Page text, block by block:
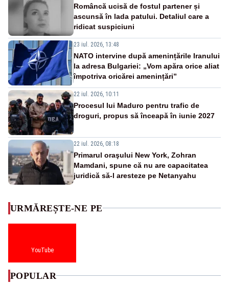
Româncă ucisă de fostul partener și
ascunsă în lada patului. Detaliul care a
ridicat suspiciuni
23 iul. 2026, 13:48
NATO intervine după amenințările Iranului
la adresa Bulgariei: „Vom apăra orice aliat
împotriva oricărei amenințări”
22 iul. 2026, 10:11
Procesul lui Maduro pentru trafic de
droguri, propus să înceapă în iunie 2027
22 iul. 2026, 08:18
Primarul oraşului New York, Zohran
Mamdani, spune că nu are capacitatea
juridică să-l aresteze pe Netanyahu
URMĂREȘTE-NE PE
YouTube
POPULAR